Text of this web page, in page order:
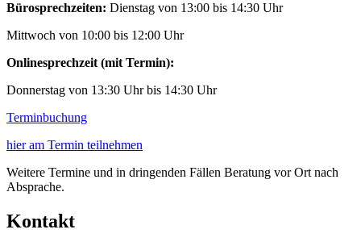
Bürosprechzeiten: Dienstag von 13:00 bis 14:30 Uhr
Mittwoch von 10:00 bis 12:00 Uhr
Onlinesprechzeit (mit Termin):
Donnerstag von 13:30 Uhr bis 14:30 Uhr
Terminbuchung
hier am Termin teilnehmen
Weitere Termine und in dringenden Fällen Beratung vor Ort nach
Absprache.
Kon­takt